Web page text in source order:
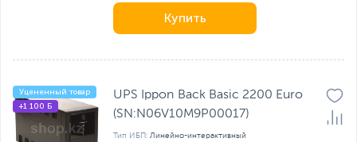
Купить
Уцененный товар
+1 100 Б
UPS Ippon Back Basic 2200 Euro
(SN:N06V10M9P00017)
Тип ИБП: Линейно-интерактивный